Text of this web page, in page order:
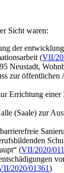
Sicht waren:
der
(VII/
Neustadt,
zur öffentlichen
Errichtung
(Saale) zur
(VII/2020/
2020/01361)